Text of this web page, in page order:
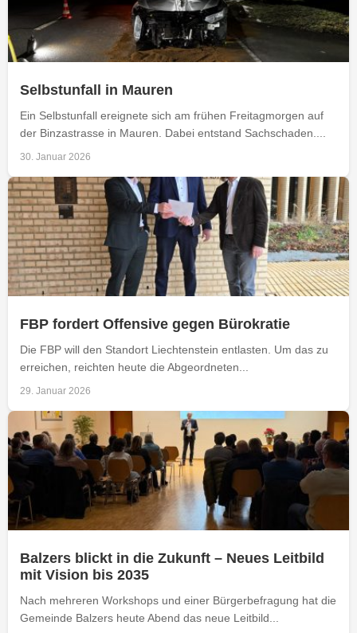
Selbstunfall in Mauren
Ein Selbstunfall ereignete sich am frühen Freitagmorgen auf
der Binzastrasse in Mauren. Dabei entstand Sachschaden....
30. Januar 2026
FBP fordert Offensive gegen Bürokratie
Die FBP will den Standort Liechtenstein entlasten. Um das zu
erreichen, reichten heute die Abgeordneten...
29. Januar 2026
Balzers blickt in die Zukunft – Neues Leitbild
mit Vision bis 2035
Nach mehreren Workshops und einer Bürgerbefragung hat die
Gemeinde Balzers heute Abend das neue Leitbild...